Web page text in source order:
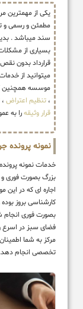
یکی از مهمترین
مطمئن و رسمی و
سند میباشد .
بسیاری از
قرارداد بدون
میتوانید از
موسسه همچنین
، تنظیم اعتراض ،
قرار وثیقهرا به
نمونه
خدمات نمونه
بزرگ بصورت فوری
اجاره ای که در این
کارشناسی بروز
بصورت فوری انجام
فضای سبز در اسرع
مرکز به شما
تخصصی انجام دهد.